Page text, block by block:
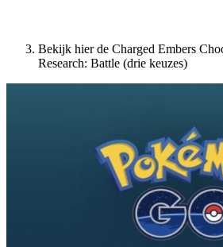
Bekijk hier de Charged Embers
Research: Battle (drie keuzes)